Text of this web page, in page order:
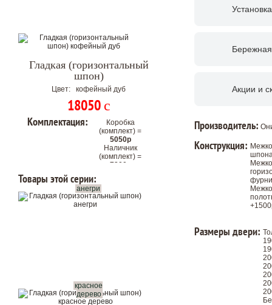
Гладкая (горизонтальный
шпон)
Цвет: кофейный дуб
18050 c
Комплектация:
Коробка
(комплект) =
5050р
Наличник
(комплект) =
7200р
комплекта с
коробкой и
наличниками
Показать в интерьере
Товары этой серии:
анегри
красное
дерево
Акции и
Производитель:
Конструкция:
Размеры двери: